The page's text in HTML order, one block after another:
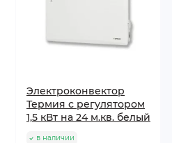
Электроконвектор
Термия с регулятором
1,5 кВт на 24 м.кв. белый
в наличии